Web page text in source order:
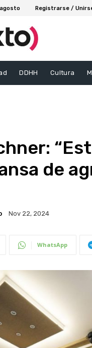
Registrarse /
DDHH Cultura
de
Nov 22, 2024
WhatsApp